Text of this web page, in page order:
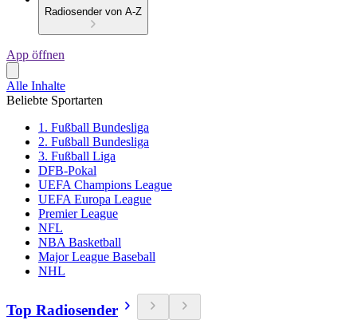
Radiosender von A-Z
App öffnen
Alle Inhalte
Beliebte Sportarten
1. Fußball Bundesliga
2. Fußball Bundesliga
3. Fußball Liga
DFB-Pokal
UEFA Champions League
UEFA Europa League
Premier League
NFL
NBA Basketball
Major League Baseball
NHL
Top Radiosender